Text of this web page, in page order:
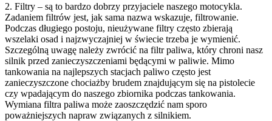
2. Filtry – są to bardzo dobrzy przyjaciele naszego motocykla.
Zadaniem filtrów jest, jak sama nazwa wskazuje, filtrowanie.
Podczas długiego postoju, nieużywane filtry często zbierają
wszelaki osad i najzwyczajniej w świecie trzeba je wymienić.
Szczególną uwagę należy zwrócić na filtr paliwa, który chroni nasz
silnik przed zanieczyszczeniami będącymi w paliwie. Mimo
tankowania na najlepszych stacjach paliwo często jest
zanieczyszczone chociażby brudem znajdującym się na pistolecie
czy wpadającym do naszego zbiornika podczas tankowania.
Wymiana filtra paliwa może zaoszczędzić nam sporo
poważniejszych napraw związanych z silnikiem.